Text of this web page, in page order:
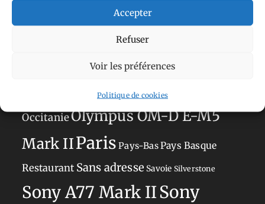
Accepter
Refuser
Voir les préférences
Politique de cookies
Anti tourismeBarBelgiqueBurgerChat
Hauts-de-France Hébergement Japon
La Défense Normandie
OccitanieOlympus OM-D E-M5
Mark IIParis Pays-BasPays Basque
Restaurant Sans adresse Savoie Silverstone
Sony A77 Mark IISony